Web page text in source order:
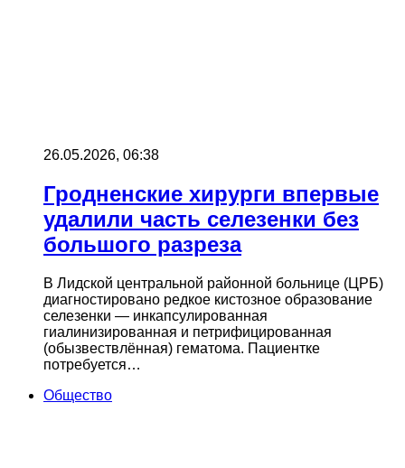
26.05.2026, 06:38
Гродненские хирурги впервые
удалили часть селезенки без
большого разреза
В Лидской центральной районной больнице (ЦРБ)
диагностировано редкое кистозное образование
селезенки — инкапсулированная
гиалинизированная и петрифицированная
(обызвествлённая) гематома. Пациентке
потребуется…
Общество